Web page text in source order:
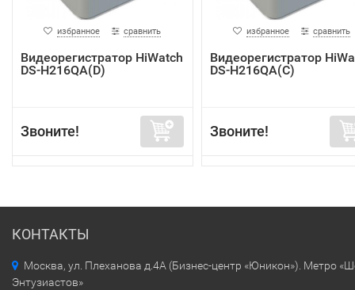
избранное сравнить
Видеорегистратор HiWatch
DS-H216QA(D)
Звоните!
избранное сравнить
Видеорегистратор
DS-H216QA(C)
Звоните!
КОНТАКТЫ
Москва, ул. Плеханова д.4А (Бизнес-центр «Юникон»). Метро
Энтузиастов»